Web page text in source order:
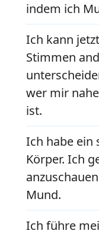
indem ich
Ich kann
Stimmen
wer mir
ist.
Ich habe ein
Körper. Ich
Mund.
Ich führe